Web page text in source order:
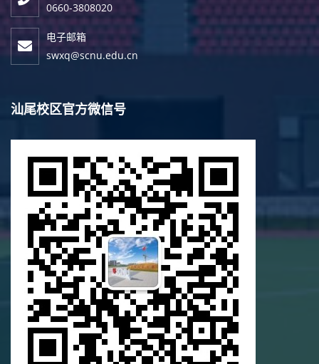
0660-3808020
电子邮箱
swxq@scnu.edu.cn
汕尾校区官方微信号